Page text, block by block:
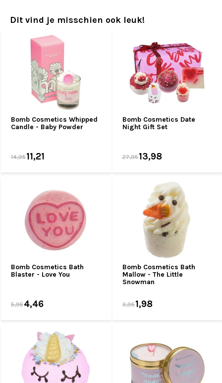
Dit vind je misschien ook leuk!
Bomb Cosmetics Whipped
Candle - Baby Powder
14,9511,21
Bomb Cosmetics Date
Night Gift Set
27,9513,98
Bomb Cosmetics Bath
Blaster - Love You
5,954,46
Bomb Cosmetics Bath
Mallow - The Little
Snowman
3,951,98